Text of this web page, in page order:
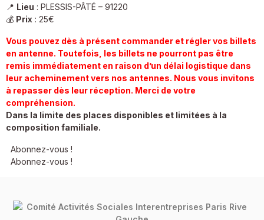
📍 Lieu : PLESSIS-PÂTÉ – 91220
💰 Prix : 25€
Vous pouvez dès à présent commander et régler vos billets
en antenne. Toutefois, les billets ne pourront pas être
remis immédiatement en raison d’un délai logistique dans
leur acheminement vers nos antennes. Nous vous invitons
à repasser dès leur réception. Merci de votre
compréhension.
Dans la limite des places disponibles et limitées à la
composition familiale.
Abonnez-vous !
Abonnez-vous !